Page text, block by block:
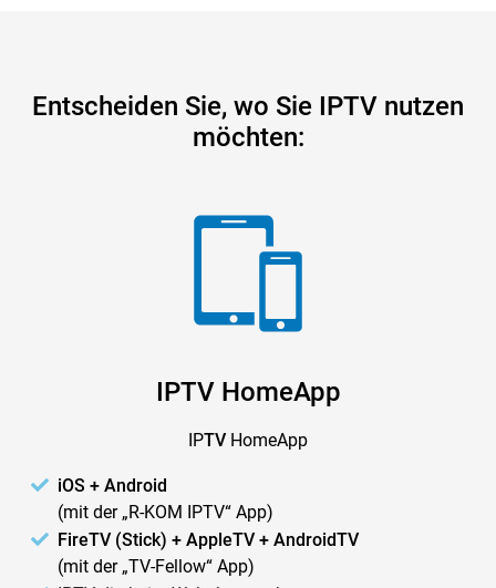
Entscheiden Sie, wo Sie IPTV nutzen
möchten:
IPTV HomeApp
IPTV HomeApp
iOS + Android
(mit der „R-KOM IPTV“ App)
FireTV (Stick) + AppleTV + AndroidTV
(mit der „TV-Fellow“ App)